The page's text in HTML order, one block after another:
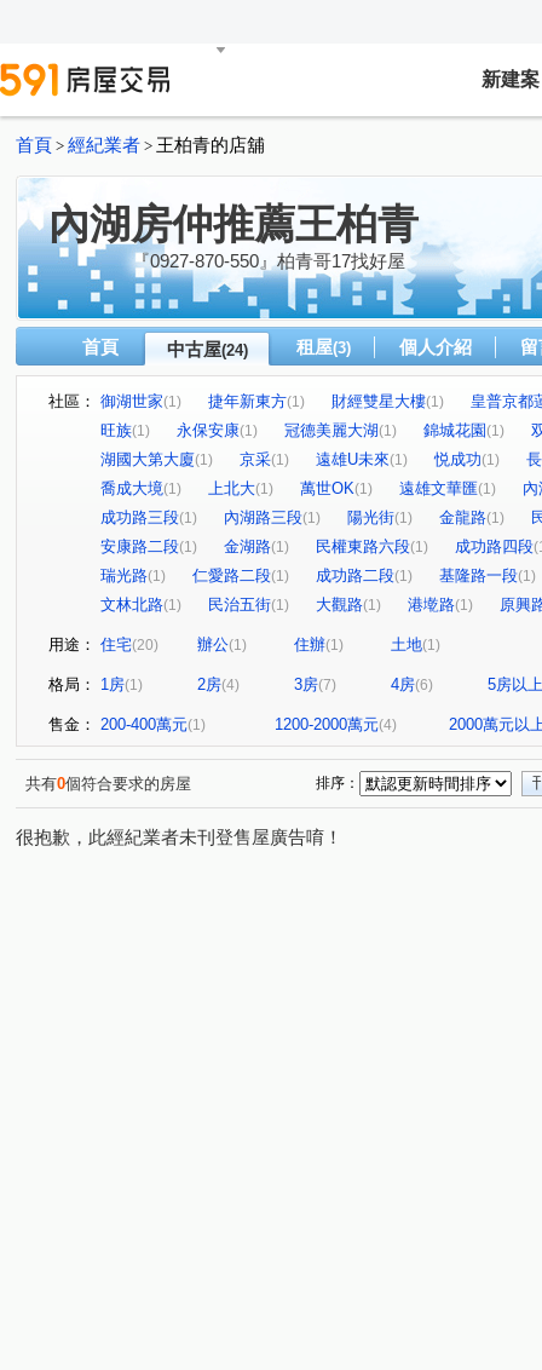
新建案
首頁 > 經紀業者 > 王柏青的店舖
內湖房仲推薦王柏青
『0927-870-550』柏青哥17找好屋
首頁 中古屋(24) 租屋(3) 個人介紹
社區： 御湖世家(1) 捷年新東方(1) 財經雙星大樓(1)
皇普京都
旺族(1) 永保安康(1) 冠德美麗大湖(1) 錦城花園(1)
湖國大第大廈(1) 京采(1) 遠雄U未來(1) 悦成功(1)
喬成大境(1) 上北大(1) 萬世OK(1) 遠雄文華匯(1)
成功路三段(1) 內湖路三段(1) 陽光街(1) 金龍路(1)
安康路二段(1) 金湖路(1) 民權東路六段(1) 成功路四段
瑞光路(1) 仁愛路二段(1) 成功路二段(1) 基隆路一段(1)
文林北路(1) 民治五街(1) 大觀路(1) 港墘路(1) 原興
用途： 住宅(20) 辦公(1) 住辦(1) 土地(1)
格局： 1房(1) 2房(4) 3房(7) 4房(6) 5房以上
售金： 200-400萬元(1) 1200-2000萬元(4) 2000萬元以
共有0個符合要求的房屋 排序：
很抱歉，此經紀業者未刊登售屋廣告唷！